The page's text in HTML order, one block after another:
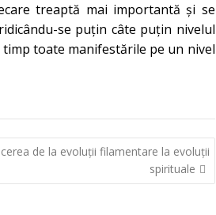
treaptă mai importantă și se
se puțin câte puțin nivelul
toate manifestările pe un nivel
de la evoluții filamentare la evoluții
spirituale